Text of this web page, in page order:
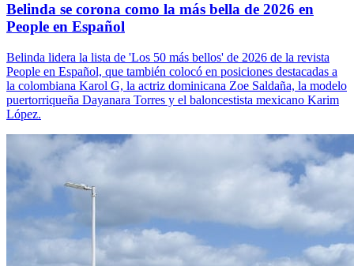
Belinda se corona como la más bella de 2026 en
People en Español
Belinda lidera la lista de 'Los 50 más bellos' de 2026 de la revista
People en Español, que también colocó en posiciones destacadas a
la colombiana Karol G, la actriz dominicana Zoe Saldaña, la modelo
puertorriqueña Dayanara Torres y el baloncestista mexicano Karim
López.